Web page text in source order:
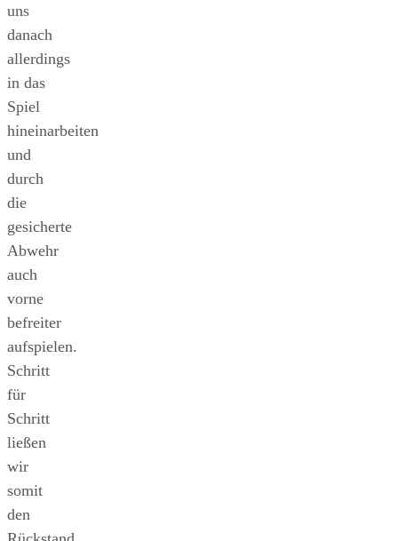
uns
danach
allerdings
in das
Spiel
hineinarbeiten
und
durch
die
gesicherte
Abwehr
auch
vorne
befreiter
aufspielen.
Schritt
für
Schritt
ließen
wir
somit
den